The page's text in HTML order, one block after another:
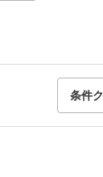
条件